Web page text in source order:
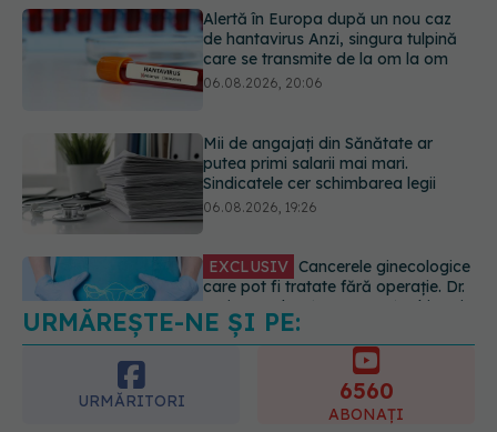
Mii de angajați din Sănătate ar
putea primi salarii mai mari.
Sindicatele cer schimbarea legii
EXCLUSIV Cancerele ginecologice
care pot fi tratate fără operație. Dr.
Sorin Bogdan (SANADOR): Chirurgia
06.08.2026, 19:05
EXCLUSIV
radioterapie externă în cancerul
ginecologic. Dr. Sorin Bogdan
(SANADOR) explică diferența și
cum acționează tratamentul
URMĂREȘTE-NE ȘI PE:
URMĂRITORI 6560
ABONAȚI